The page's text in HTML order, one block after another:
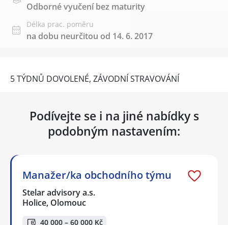
Odborné vyučení bez maturity
Délka prac. poměru
na dobu neurčitou od 14. 6. 2017
5 TÝDNŮ DOVOLENÉ, ZÁVODNÍ STRAVOVÁNÍ
Podívejte se i na jiné nabídky s
podobným nastavením:
Manažer/ka obchodního týmu
Stelar advisory a.s.
Holice, Olomouc
40 000 – 60 000 Kč